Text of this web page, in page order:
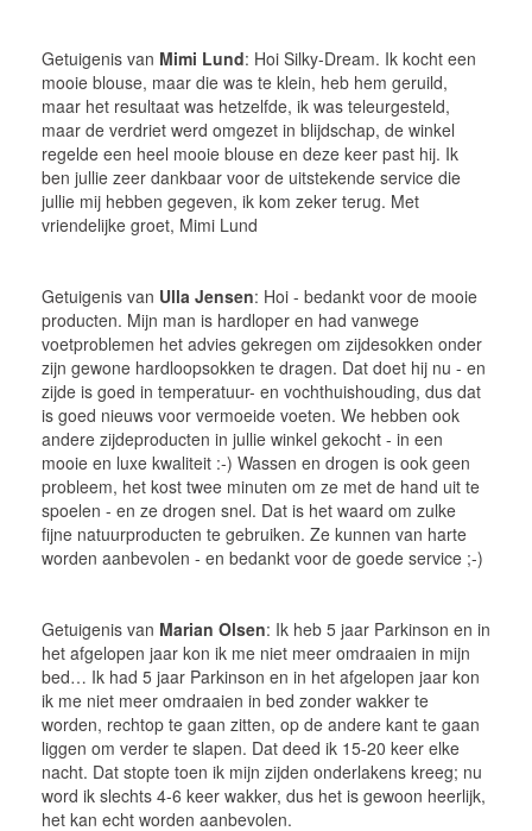
Getuigenis van Mimi Lund: Hoi Silky-Dream. Ik kocht een
mooie blouse, maar die was te klein, heb hem geruild,
maar het resultaat was hetzelfde, ik was teleurgesteld,
maar de verdriet werd omgezet in blijdschap, de winkel
regelde een heel mooie blouse en deze keer past hij. Ik
ben jullie zeer dankbaar voor de uitstekende service die
jullie mij hebben gegeven, ik kom zeker terug. Met
vriendelijke groet, Mimi Lund
Getuigenis van Ulla Jensen: Hoi - bedankt voor de mooie
producten. Mijn man is hardloper en had vanwege
voetproblemen het advies gekregen om zijdesokken onder
zijn gewone hardloopsokken te dragen. Dat doet hij nu - en
zijde is goed in temperatuur- en vochthuishouding, dus dat
is goed nieuws voor vermoeide voeten. We hebben ook
andere zijdeproducten in jullie winkel gekocht - in een
mooie en luxe kwaliteit :-) Wassen en drogen is ook geen
probleem, het kost twee minuten om ze met de hand uit te
spoelen - en ze drogen snel. Dat is het waard om zulke
fijne natuurproducten te gebruiken. Ze kunnen van harte
worden aanbevolen - en bedankt voor de goede service ;-)
Getuigenis van Marian Olsen: Ik heb 5 jaar Parkinson en in
het afgelopen jaar kon ik me niet meer omdraaien in mijn
bed… Ik had 5 jaar Parkinson en in het afgelopen jaar kon
ik me niet meer omdraaien in bed zonder wakker te
worden, rechtop te gaan zitten, op de andere kant te gaan
liggen om verder te slapen. Dat deed ik 15-20 keer elke
nacht. Dat stopte toen ik mijn zijden onderlakens kreeg; nu
word ik slechts 4-6 keer wakker, dus het is gewoon heerlijk,
het kan echt worden aanbevolen.